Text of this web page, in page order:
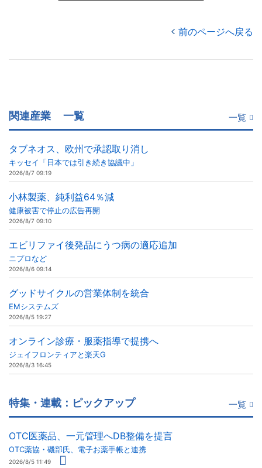
前のページへ戻る
関連産業 一覧 一覧
タブネオス、欧州で承認取り消し
キッセイ「日本では引き続き協議中」
2026/8/7 09:19
小林製薬、純利益64％減
健康被害で停止の広告再開
2026/8/7 09:10
エビリファイ後発品にうつ病の適応追加
ニプロなど
2026/8/6 09:14
グッドサイクルの営業体制を統合
EMシステムズ
2026/8/5 19:27
オンライン診療・服薬指導で提携へ
ジェイフロンティアと楽天G
2026/8/3 16:45
特集・連載：ピックアップ 一覧
OTC医薬品、一元管理へDB整備を提言
OTC薬協・磯部氏、電子お薬手帳と連携
2026/8/5 11:49